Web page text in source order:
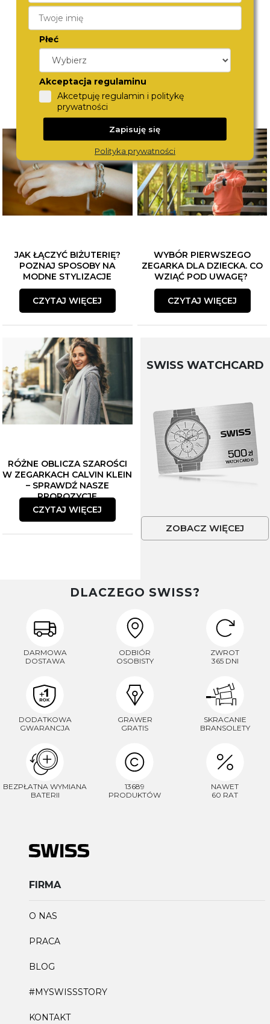
JAK ŁĄCZYĆ BIŻUTERIĘ?
POZNAJ SPOSOBY NA
MODNE STYLIZACJE
CZYTAJ WIĘCEJ
WYBÓR PIERWSZEGO
ZEGARKA DLA DZIECKA. CO
WZIĄĆ POD UWAGĘ?
CZYTAJ WIĘCEJ
RÓŻNE OBLICZA SZAROŚCI
W ZEGARKACH CALVIN KLEIN
– SPRAWDŹ NASZE
PROPOZYCJE
CZYTAJ WIĘCEJ
SWISS WATCHCARD
ZOBACZ WIĘCEJ
DLACZEGO SWISS?
DARMOWA
DOSTAWA
ODBIÓR
OSOBISTY
ZWROT
365 DNI
DODATKOWA
GWARANCJA
GRAWER
GRATIS
SKRACANIE
BRANSOLETY
BEZPŁATNA WYMIANA
BATERII
13689
PRODUKTÓW
NAWET
60 RAT
FIRMA
O NAS
PRACA
BLOG
#MYSWISSSTORY
KONTAKT
Płeć
Akceptacja regulaminu
Akcetpuję regulamin i politykę
prywatności
Zapisuję się
Polityka prywatności